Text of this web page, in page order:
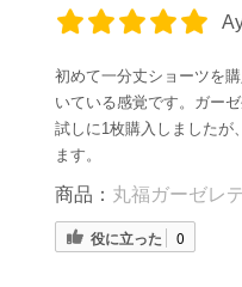
初めて一分丈ショーツを
いている感覚です。ガー
試しに1枚購入しましたが
ます。
商品： 丸福ガーゼレ
役に立った 0